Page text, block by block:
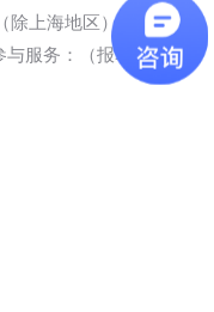
上海地区），经过主
服务：（报名链接经